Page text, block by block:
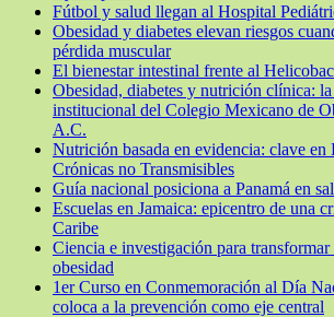
Fútbol y salud llegan al Hospital
Obesidad y diabetes elevan riesgos
pérdida muscular
El bienestar intestinal frente al
Obesidad, diabetes y nutrición clínica:
institucional del Colegio Mexicano de
A.C.
Nutrición basada en evidencia: clave en
Crónicas no Transmisibles
Guía nacional posiciona a Panamá en
Escuelas en Jamaica: epicentro de una
Caribe
Ciencia e investigación para transformar
obesidad
1er Curso en Conmemoración al Día
coloca a la prevención como eje central